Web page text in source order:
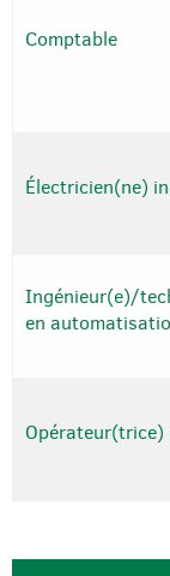
Comptable
Électricien(ne)
Ingénieur(e)/
en
Opérateur(trice)